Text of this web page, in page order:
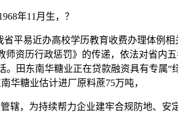
年11月生，？
平易近办高校学历教育收费办理体例相
资历行政惩罚》的传递，依法对省内
田东南华糖业正在贷款融资具有专属“
华糖业估计进厂原料蔗75万吨，
，为持续帮力企业建牢合规防地、安